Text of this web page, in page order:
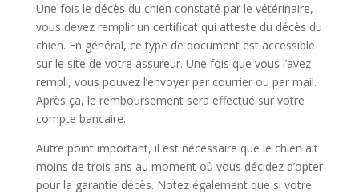
Une fois le décès du chien constaté par le vétérinaire,
vous devez remplir un certificat qui atteste du décès du
chien. En général, ce type de document est accessible
sur le site de votre assureur. Une fois que vous l’avez
rempli, vous pouvez l’envoyer par courrier ou par mail.
Après ça, le remboursement sera effectué sur votre
compte bancaire.
Autre point important, il est nécessaire que le chien ait
moins de trois ans au moment où vous décidez d’opter
pour la garantie décès. Notez également que si votre